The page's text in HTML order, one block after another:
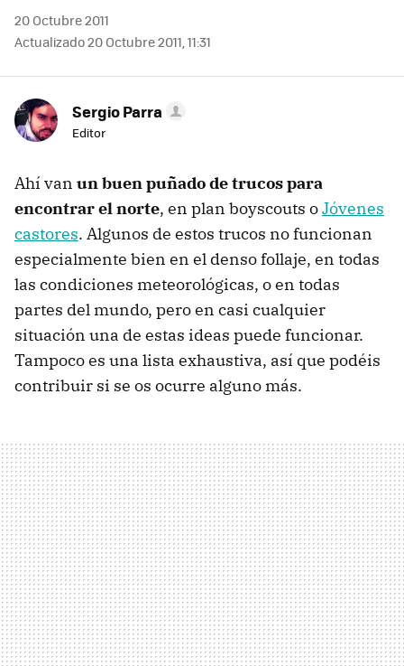
20 Octubre 2011
Actualizado 20 Octubre 2011, 11:31
Sergio Parra
Editor
Ahí van un buen puñado de trucos para
encontrar el norte, en plan boyscouts oJóvenes
castores. Algunos de estos trucos no funcionan
especialmente bien en el denso follaje, en todas
las condiciones meteorológicas, o en todas
partes del mundo, pero en casi cualquier
situación una de estas ideas puede funcionar.
Tampoco es una lista exhaustiva, así que podéis
contribuir si se os ocurre alguno más.